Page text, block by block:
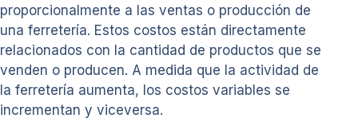
proporcionalmente a las ventas o producción de
una ferretería. Estos costos están directamente
relacionados con la cantidad de productos que se
venden o producen. A medida que la actividad de
la ferretería aumenta, los costos variables se
incrementan y viceversa.